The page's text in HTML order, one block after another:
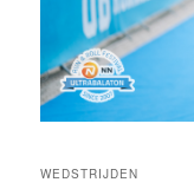
WEDSTRIJDEN